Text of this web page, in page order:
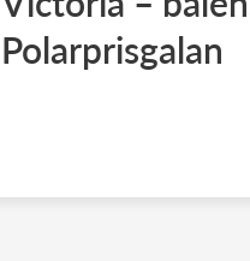
Polarprisgalan